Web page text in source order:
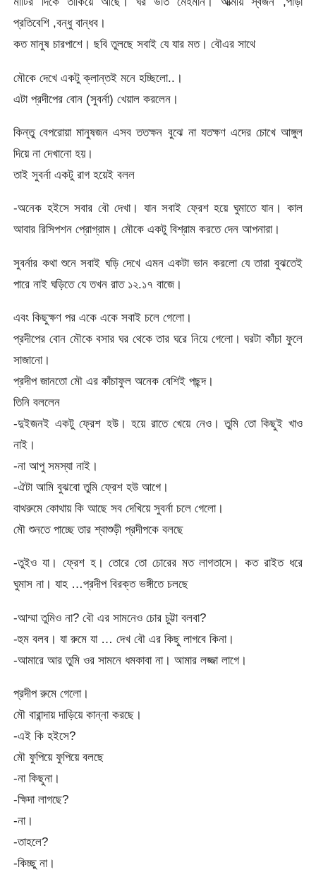
প্রতিবেশি ,বন্ধু বান্ধব।
কত মানুষ চারপাশে। ছবি তুলছে সবাই যে যার মত। বৌএর সাথে
মৌকে দেখে একটু ক্লান্তই মনে হচ্ছিলো..।
এটা প্রদীপের বোন (সুবর্না) খেয়াল করলেন।
কিন্তু বেপরোয়া মানুষজন এসব ততক্ষন বুঝে না যতক্ষণ এদের চোখে আঙ্গুল
দিয়ে না দেখানো হয়।
তাই সুবর্না একটু রাগ হয়েই বলল
-অনেক হইসে সবার বৌ দেখা। যান সবাই ফ্রেশ হয়ে ঘুমাতে যান। কাল
আবার রিসিপশন প্রোগ্রাম। মৌকে একটু বিশ্রাম করতে দেন আপনারা।
সুবর্নার কথা শুনে সবাই ঘড়ি দেখে এমন একটা ভান করলো যে তারা বুঝতেই
পারে নাই ঘড়িতে যে তখন রাত ১২.১৭ বাজে।
এবং কিছুক্ষণ পর একে একে সবাই চলে গেলো।
প্রদীপের বোন মৌকে বসার ঘর থেকে তার ঘরে নিয়ে গেলো। ঘরটা কাঁচা ফুলে
সাজানো।
প্রদীপ জানতো মৌ এর কাঁচাফুল অনেক বেশিই পছন্দ।
তিনি বললেন
-দুইজনই একটু ফ্রেশ হউ। হয়ে রাতে খেয়ে নেও। তুমি তো কিছুই খাও
নাই।
-না আপু সমস্যা নাই।
-ঐটা আমি বুঝবো তুমি ফ্রেশ হউ আগে।
বাথরুমে কোথায় কি আছে সব দেখিয়ে সুবর্না চলে গেলো।
মৌ শুনতে পাচ্ছে তার শ্বাশুড়ী প্রদীপকে বলছে
-তুইও যা। ফ্রেশ হ। তোরে তো চোরের মত লাগতাসে। কত রাইত ধরে
ঘুমাস না। যাহ …প্রদীপ বিরক্ত ভঙ্গীতে চলছে
-আম্মা তুমিও না? বৌ এর সামনেও চোর চুট্টা বলবা?
-হুম বলব। যা রুমে যা … দেখ বৌ এর কিছু লাগবে কিনা।
-আমারে আর তুমি ওর সামনে ধমকাবা না। আমার লজ্জা লাগে।
প্রদীপ রুমে গেলো।
মৌ বারান্দায় দাড়িয়ে কান্না করছে।
-এই কি হইসে?
মৌ ফুপিয়ে ফুপিয়ে বলছে
-না কিছুনা।
-ক্ষিদা লাগছে?
-না।
-তাহলে?
-কিচ্ছু না।